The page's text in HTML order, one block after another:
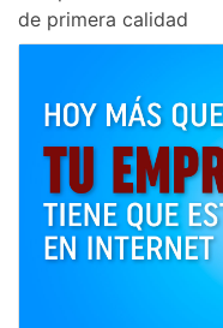
de primera calidad